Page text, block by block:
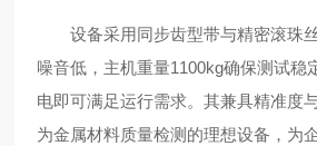
设备采用同步齿型带与精密滚珠
噪音低，主机重量1100kg确保测试稳
电即可满足运行需求。其兼具精准度
为金属材料质量检测的理想设备，为